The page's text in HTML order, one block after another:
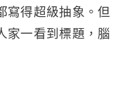
寫得超級抽象。但
家一看到標題，腦